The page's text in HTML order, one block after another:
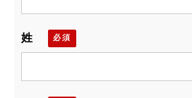
姓